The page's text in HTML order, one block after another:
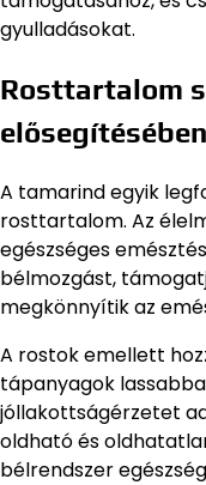
gyulladásokat.
Rosttartalom
elősegítésében
A tamarind egyik
rosttartalom. Az
egészséges
bélmozgást,
megkönnyítik az
A rostok emellett
tápanyagok
jóllakottságérzetet
oldható és
bélrendszer